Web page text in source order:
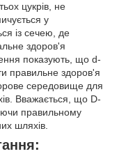
цукрів, не
у
із сечею, де
здоров'я
показують, що d-
правильне здоров'я
середовище для
Вважається, що D-
правильному
шляхів.